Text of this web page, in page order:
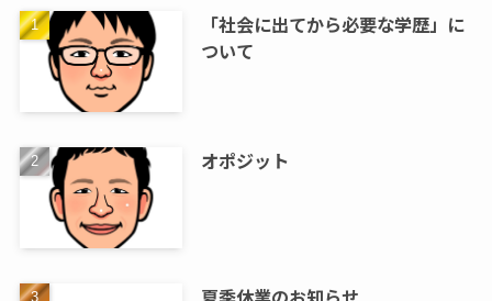
「社会に出てから必要な学歴」に
ついて
オポジット